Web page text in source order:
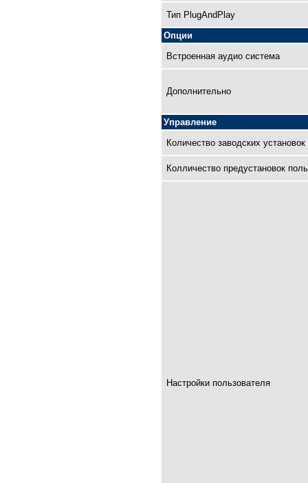
Тип PlugAndPlay
Опции
Встроенная аудио система
Дополнительно
Управление
Количество заводских установок
Колличество предустановок
Настройки пользователя